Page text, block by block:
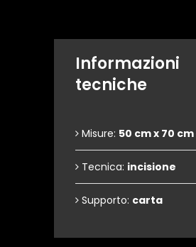
Informazioni
tecniche
Misure: 50 cm x 70 cm
Tecnica: incisione
Supporto: carta